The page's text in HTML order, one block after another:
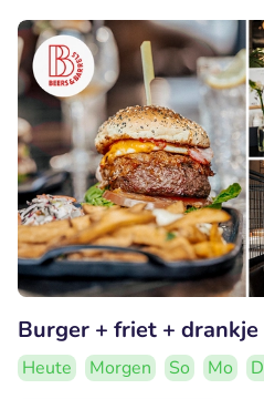
Burger + friet +
Heute Morgen So Mo